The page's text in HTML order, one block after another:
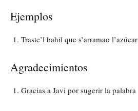
Ejemplos
Traste’l bahil que s’arramao l’azúcar
Agradecimientos
Gracias a Javi por sugerir la palabra